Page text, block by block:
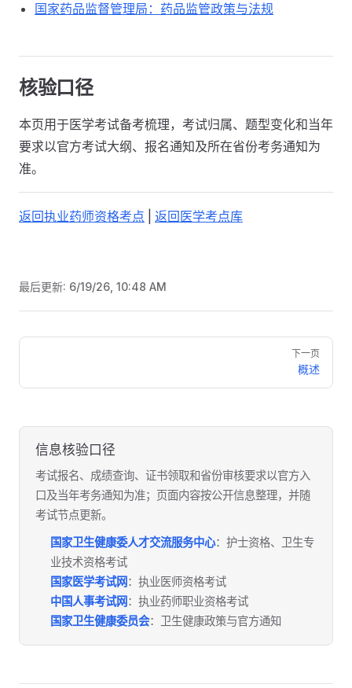
国家药品监督管理局：药品监管政策与法规
核验口径
本页用于医学考试备考梳理，考试归属、题型变化和当年
要求以官方考试大纲、报名通知及所在省份考务通知为
准。
返回执业药师资格考点 返回医学考点库
最后更新: 6/19/26, 10:48 AM
Pager
下一页
概述
信息核验口径
考试报名、成绩查询、证书领取和省份审核要求以官方入
口及当年考务通知为准；页面内容按公开信息整理，并随
考试节点更新。
国家卫生健康委人才交流服务中心：护士资格、卫生专
业技术资格考试
国家医学考试网 ：执业医师资格考试
中国人事考试网 ：执业药师职业资格考试
国家卫生健康委员会：卫生健康政策与官方通知